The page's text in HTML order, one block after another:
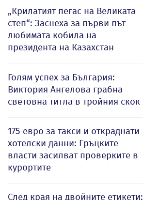
„Крилатият пегас на Великата
степ“: Заснеха за първи път
любимата кобила на
президента на Казахстан
Голям успех за България:
Виктория Ангелова грабна
световна титла в тройния скок
175 евро за такси и откраднати
хотелски данни: Гръцките
власти засилват проверките в
курортите
След края на двойните етикети: